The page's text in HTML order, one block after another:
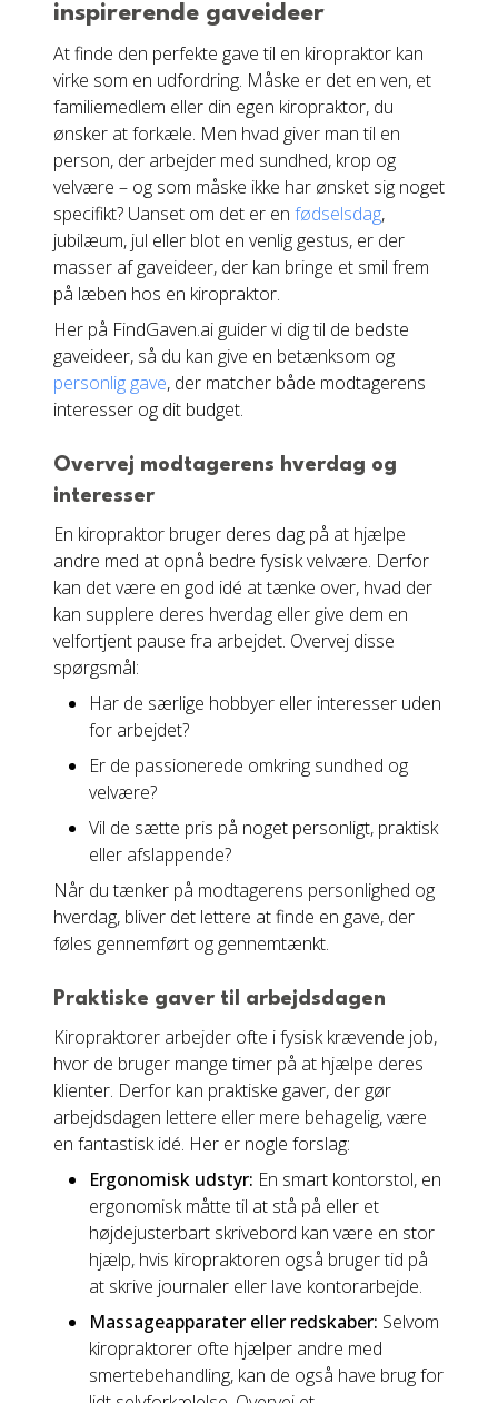
inspirerende gaveideer
At finde den perfekte gave til en kiropraktor kan
virke som en udfordring. Måske er det en ven, et
familiemedlem eller din egen kiropraktor, du
ønsker at forkæle. Men hvad giver man til en
person, der arbejder med sundhed, krop og
velvære – og som måske ikke har ønsket sig noget
specifikt? Uanset om det er en fødselsdag,
jubilæum, jul eller blot en venlig gestus, er der
masser af gaveideer, der kan bringe et smil frem
på læben hos en kiropraktor.
Her på FindGaven.ai guider vi dig til de bedste
gaveideer, så du kan give en betænksom og
personlig gave, der matcher både modtagerens
interesser og dit budget.
Overvej modtagerens hverdag og
interesser
En kiropraktor bruger deres dag på at hjælpe
andre med at opnå bedre fysisk velvære. Derfor
kan det være en god idé at tænke over, hvad der
kan supplere deres hverdag eller give dem en
velfortjent pause fra arbejdet. Overvej disse
spørgsmål:
Har de særlige hobbyer eller interesser uden
for arbejdet?
Er de passionerede omkring sundhed og
velvære?
Vil de sætte pris på noget personligt, praktisk
eller afslappende?
Når du tænker på modtagerens personlighed og
hverdag, bliver det lettere at finde en gave, der
føles gennemført og gennemtænkt.
Praktiske gaver til arbejdsdagen
Kiropraktorer arbejder ofte i fysisk krævende job,
hvor de bruger mange timer på at hjælpe deres
klienter. Derfor kan praktiske gaver, der gør
arbejdsdagen lettere eller mere behagelig, være
en fantastisk idé. Her er nogle forslag:
Ergonomisk udstyr: En smart kontorstol, en
ergonomisk måtte til at stå på eller et
højdejusterbart skrivebord kan være en stor
hjælp, hvis kiropraktoren også bruger tid på
at skrive journaler eller lave kontorarbejde.
Massageapparater eller redskaber: Selvom
kiropraktorer ofte hjælper andre med
smertebehandling, kan de også have brug for